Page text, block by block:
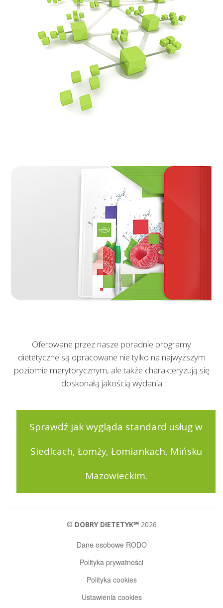
Oferowane przez nasze poradnie programy
dietetyczne są opracowane nie tylko na najwyższym
poziomie merytorycznym, ale także charakteryzują się
doskonałą jakością wydania
Sprawdź jak wygląda standard usług w
Siedlcach, Łomży, Łomiankach, Mińsku
Mazowieckim.
© DOBRY DIETETYK℠2026
Dane osobowe RODO
Polityka prywatności
Polityka cookies
Ustawienia cookies